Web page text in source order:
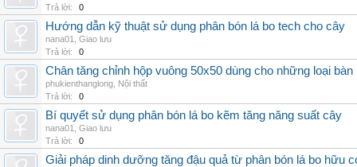
Trả lời:
0
Hướng dẫn kỹ thuật sử dụng phân bón lá bo tech cho cây
nana01
Giao lưu
Trả lời:
0
Chân tăng chỉnh hộp vuông 50x50 dùng cho những loại bàn
phukienthanglong Nội thất
Trả lời:
0
Bí quyết sử dụng phân bón lá bo kẽm tăng năng suất cây
nana01
Giao lưu
Trả lời:
0
Giải pháp dinh dưỡng tăng đậu quả từ phân bón lá bo hữu